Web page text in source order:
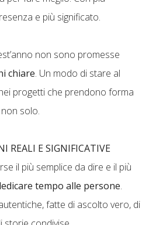
e più significato.
non sono promesse
chiare. Un modo di stare al
progetti che prendono forma
solo.
REALI E SIGNIFICATIVE
il più semplice da dire e il più
tempo alle persone.
fatte di ascolto vero, di